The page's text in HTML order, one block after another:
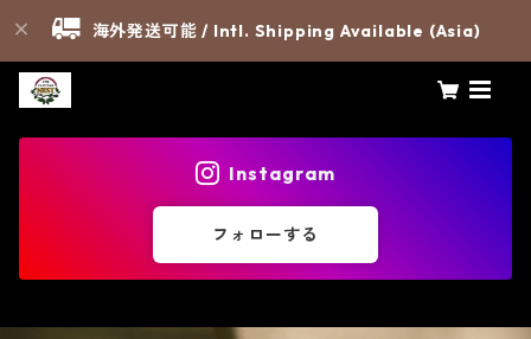
海外発送可能 / Intl. Shipping Available (Asia)
Instagram
フォローする